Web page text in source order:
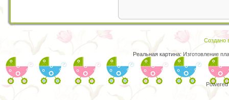
Создано
Реальная картина: Изготовление